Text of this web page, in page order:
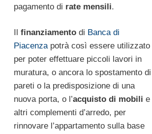
pagamento di rate mensili.
finanziamentodi Banca di
Piacenzapotrà così essere utilizzato
per poter effettuare piccoli lavori in
muratura, o ancora lo spostamento di
pareti o la predisposizione di una
nuova porta, o l’acquisto di mobili e
altri complementi d’arredo, per
rinnovare l’appartamento sulla base